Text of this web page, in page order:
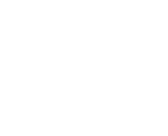
Otro aspecto
al año, de